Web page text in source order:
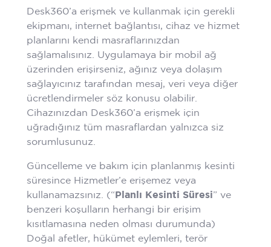
Desk360’a erişmek ve kullanmak için gerekli
ekipmanı, internet bağlantısı, cihaz ve hizmet
planlarını kendi masraflarınızdan
sağlamalısınız. Uygulamaya bir mobil ağ
üzerinden erişirseniz, ağınız veya dolaşım
sağlayıcınız tarafından mesaj, veri veya diğer
ücretlendirmeler söz konusu olabilir.
Cihazınızdan Desk360’a erişmek için
uğradığınız tüm masraflardan yalnızca siz
sorumlusunuz.
Güncelleme ve bakım için planlanmış kesinti
süresince Hizmetler’e erişemez veya
kullanamazsınız. (“ Planlı Kesinti Süresi” ve
benzeri koşulların herhangi bir erişim
kısıtlamasına neden olması durumunda)
Doğal afetler, hükümet eylemleri, terör